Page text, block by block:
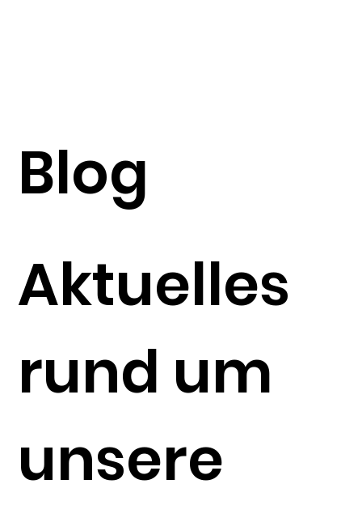
Blog
Aktuelles
rund um
unsere